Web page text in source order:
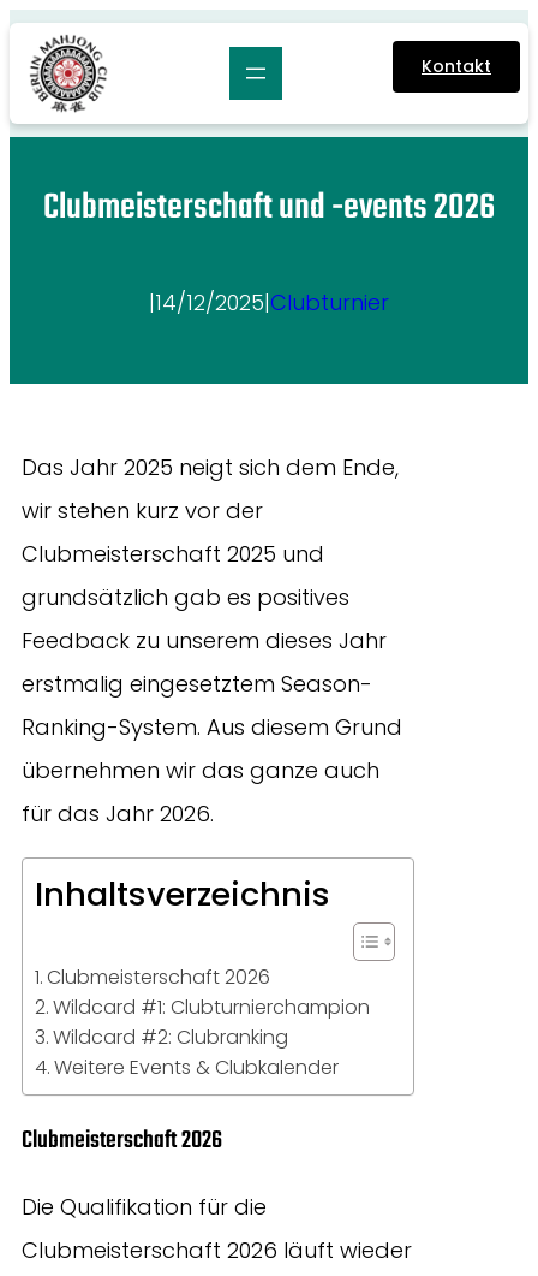
Zum
Inhalt
springen
Kontakt
Clubmeisterschaft und -events 2026
|14/12/2025|Clubturnier
Das Jahr 2025 neigt sich dem Ende,
wir stehen kurz vor der
Clubmeisterschaft 2025 und
grundsätzlich gab es positives
Feedback zu unserem dieses Jahr
erstmalig eingesetztem Season-
Ranking-System. Aus diesem Grund
übernehmen wir das ganze auch
für das Jahr 2026.
Inhaltsverzeichnis
Clubmeisterschaft 2026
Wildcard #1: Clubturnierchampion
Wildcard #2: Clubranking
Weitere Events & Clubkalender
Clubmeisterschaft 2026
Die Qualifikation für die
Clubmeisterschaft 2026 läuft wieder